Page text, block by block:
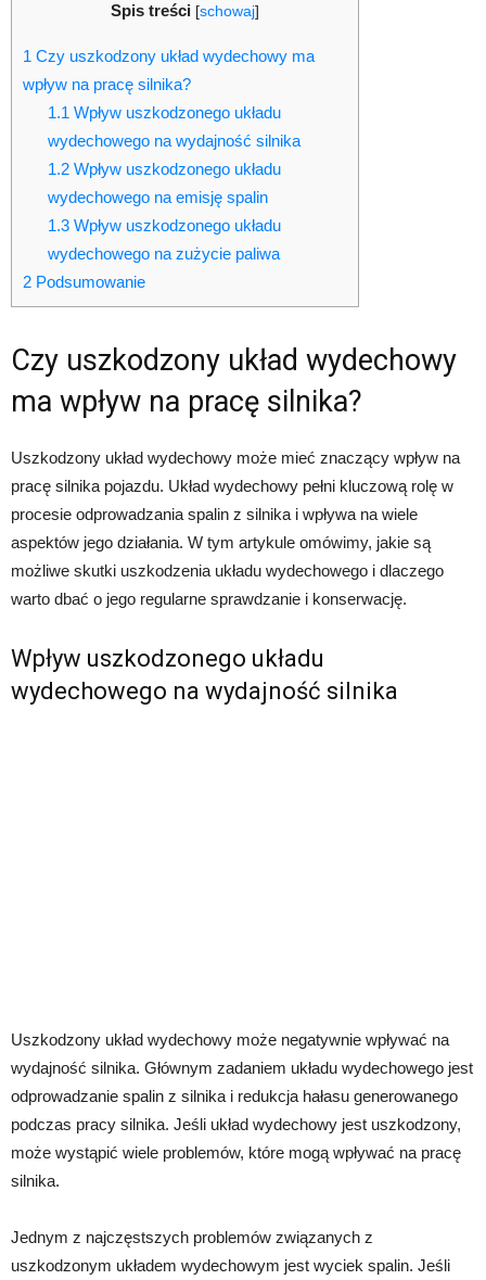
Spis treści [schowaj]
1 Czy uszkodzony układ wydechowy ma
wpływ na pracę silnika?
1.1 Wpływ uszkodzonego układu
wydechowego na wydajność silnika
1.2Wpływ uszkodzonego układu
wydechowego na emisję spalin
1.3Wpływ uszkodzonego układu
wydechowego na zużycie paliwa
2 Podsumowanie
Czy uszkodzony układ wydechowy
ma wpływ na pracę silnika?
Uszkodzony układ wydechowy może mieć znaczący wpływ na
pracę silnika pojazdu. Układ wydechowy pełni kluczową rolę w
procesie odprowadzania spalin z silnika i wpływa na wiele
aspektów jego działania. W tym artykule omówimy, jakie są
możliwe skutki uszkodzenia układu wydechowego i dlaczego
warto dbać o jego regularne sprawdzanie i konserwację.
Wpływ uszkodzonego układu
wydechowego na wydajność silnika
Uszkodzony układ wydechowy może negatywnie wpływać na
wydajność silnika. Głównym zadaniem układu wydechowego jest
odprowadzanie spalin z silnika i redukcja hałasu generowanego
podczas pracy silnika. Jeśli układ wydechowy jest uszkodzony,
może wystąpić wiele problemów, które mogą wpływać na pracę
silnika.
Jednym z najczęstszych problemów związanych z
uszkodzonym układem wydechowym jest wyciek spalin. Jeśli